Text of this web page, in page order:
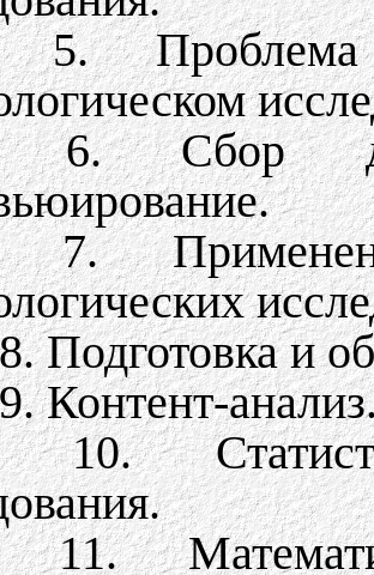
5.
6. Сбор
7.
Подготовка и
Контент-
10.
11.